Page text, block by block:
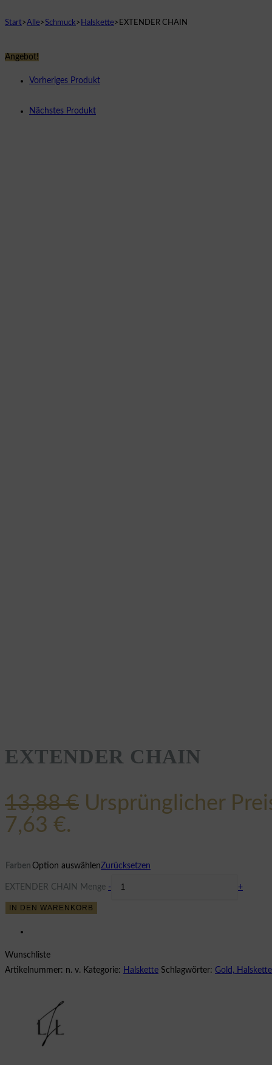
Start>Alle>Schmuck> Halskette> EXTENDER CHAIN
Angebot!
Vorheriges Produkt
Nächstes Produkt
EXTENDER CHAIN
13,88€ Ursprünglicher
7,63 €.
Farben Option auswählenZurücksetzen
EXTENDER CHAIN Menge - +
IN DEN WARENKORB
Wunschliste
Artikelnummer: n. v. Kategorie: Halskette Schlagwörter: Gold,